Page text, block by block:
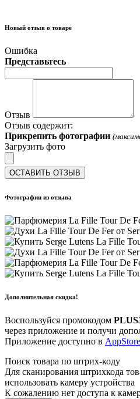
Новый отзыв о товаре
Ошибка
Представьтесь
Отзыв
Отзыв содержит:
Прикрепить фотографии
Загрузить фото
ОСТАВИТЬ ОТЗЫВ
Фотографии из отзыва
Дополнительная скидка!
Воспользуйся промокодом
через приложение и получи
Приложение доступно в AppStore
Поиск товара по штрих-коду
Для сканирования штрихкода
использовать камеру устройства
К сожалению нет доступа к